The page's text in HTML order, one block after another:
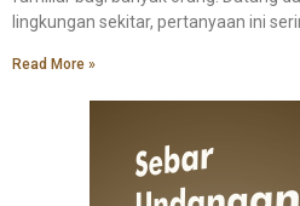
lingkungan sekitar, pertanyaan ini
Read More »